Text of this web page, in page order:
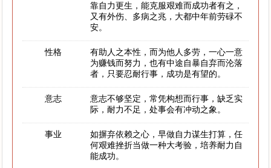
靠自力更生，能克服艰难而成功者有之，
又有外伤、多病之兆，大都中年前劳碌不
安。
性格
有助人之本性，而为他人多劳，一心一意
为赚钱而努力，也有中途自暴自弃而沦落
者，只要忍耐行事，成功是有望的。
意志
意志不够坚定，常凭构想而行事，缺乏实
际，耐力不足，处事会有冲动之象。
事业
如摒弃依赖之心，早做自力谋生打算，任
何艰难挫折当做一种大考验，培养耐力自
能成功。